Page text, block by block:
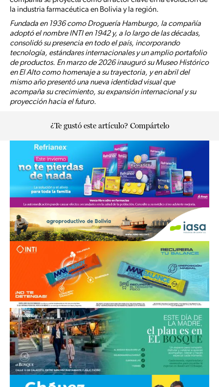
la industria farmacéutica en Bolivia y la región.
Fundada en 1936 como Droguería Hamburgo, la compañía
adoptó el nombre INTI en 1942 y, a lo largo de las décadas,
consolidó su presencia en todo el país, incorporando
tecnología, estándares internacionales y un amplio portafolio
de productos. En marzo de 2026 inauguró su Museo Histórico
en El Alto como homenaje a su trayectoria, y en abril del
mismo año presentó una nueva identidad visual que
acompaña su crecimiento, su expansión internacional y su
proyección hacia el futuro.
¿Te gustó este artículo? Compártelo